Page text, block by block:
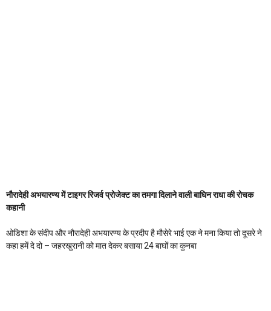
नौरादेही अभयारण्य में टाइगर रिजर्व प्रोजेक्ट का तमगा दिलाने वाली बाघिन राधा की रोचक
कहानी
ओडिशा के संदीप और नौरादेही अभयारण्य के प्रदीप है मौसेरे भाई एक ने मना किया तो दूसरे ने
कहा हमें दे दो – जहरखुरानी को मात देकर बसाया 24 बाघों का कुनबा